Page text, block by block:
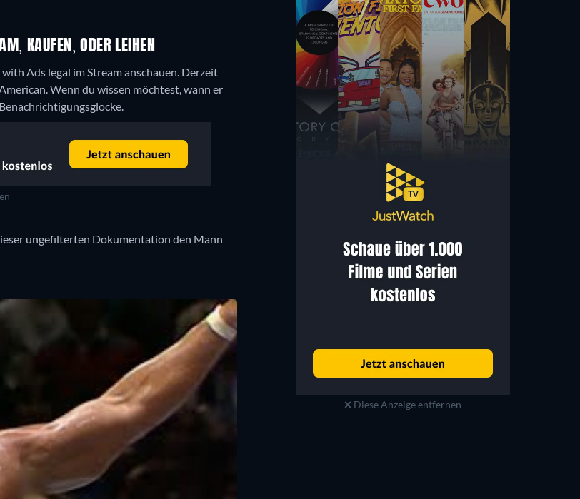
KAUFEN, ODER LEIHEN
Ads legal im Stream anschauen. Derzeit
Wenn du wissen möchtest, wann er
ungefilterten Dokumentation den Mann
Diese Anzeige entfernen